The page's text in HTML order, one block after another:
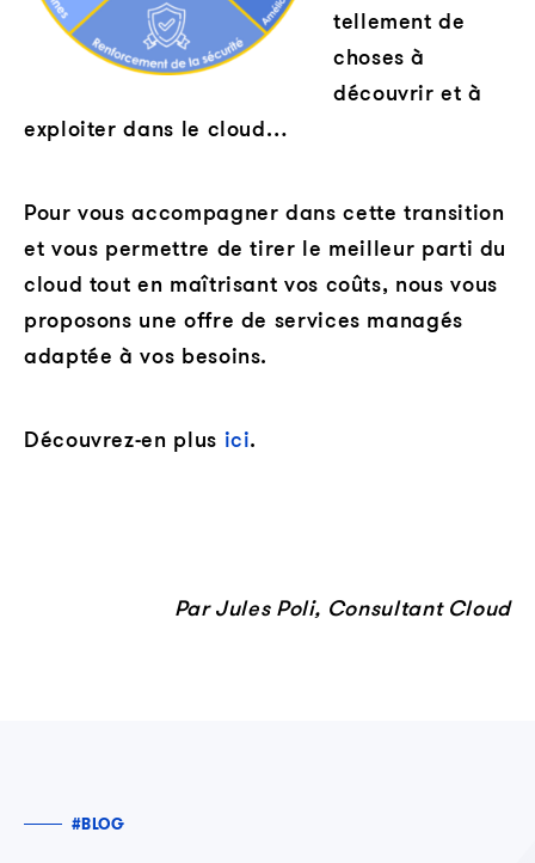
tellement de
choses à
découvrir et à
exploiter dans le cloud…
Pour vous accompagner dans cette transition
et vous permettre de tirer le meilleur parti du
cloud tout en maîtrisant vos coûts, nous vous
proposons une offre de services managés
adaptée à vos besoins.
Découvrez-en plus ici.
Par Jules Poli, Consultant Cloud
#BLOG